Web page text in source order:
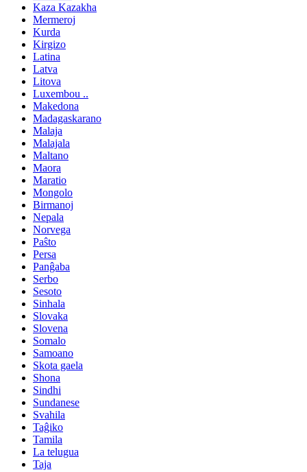
Kaza Kazakha
Mermeroj
Kurda
Kirgizo
Latina
Latva
Litova
Luxembou ..
Makedona
Madagaskarano
Malaja
Malajala
Maltano
Maora
Maratio
Mongolo
Birmanoj
Nepala
Norvega
Paŝto
Persa
Panĝaba
Serbo
Sesoto
Sinhala
Slovaka
Slovena
Somalo
Samoano
Skota gaela
Shona
Sindhi
Sundanese
Svahila
Taĝiko
Tamila
La telugua
Taja